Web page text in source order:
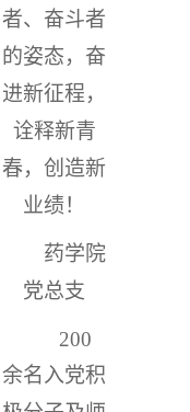
者、奋斗者
的姿态，奋
进新征程，
诠释新青
春，创造新
业绩！
药学院
党总支
200
余名入党积